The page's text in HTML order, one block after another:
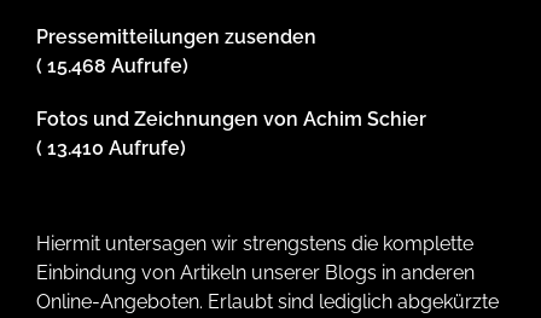
Pressemitteilungen zusenden
( 15.468 Aufrufe)
Fotos und Zeichnungen von Achim Schier
( 13.410 Aufrufe)
Hiermit untersagen wir strengstens die komplette
Einbindung von Artikeln unserer Blogs in anderen
Online-Angeboten. Erlaubt sind lediglich abgekürzte